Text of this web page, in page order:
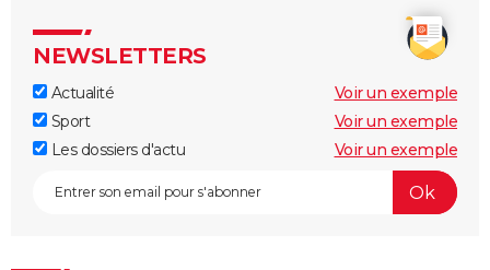
NEWSLETTERS
Actualité
Voir un exemple
Sport
Voir un exemple
Les dossiers d'actu
Voir un exemple